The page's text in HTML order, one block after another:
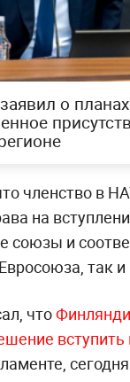
о
членство в
на
союзы и
так
что